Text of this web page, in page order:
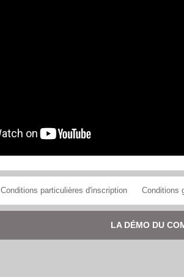
Conditions particulières d'inscription Conditions
LA DÉMO DU